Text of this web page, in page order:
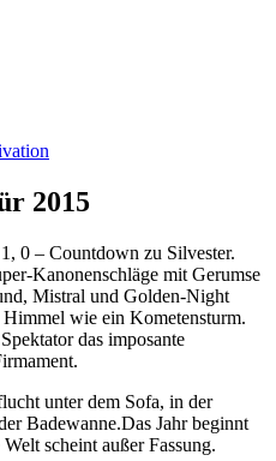
2015
0 – Countdown zu Silvester.
Kanonenschläge mit Gerumse
Mistral und Golden-Night
wie ein Kometensturm.
das imposante
unter dem Sofa, in der
Badewanne.Das Jahr beginnt
scheint außer Fassung.